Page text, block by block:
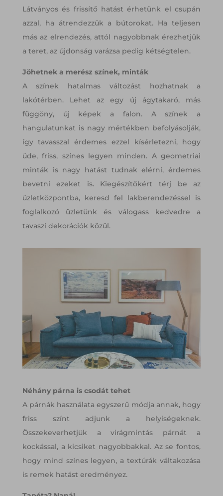
Látványos és frissítő hatást érhetünk el csupán
azzal, ha átrendezzük a bútorokat. Ha teljesen
más az elrendezés, attól nagyobbnak érezhetjük
a teret, az újdonság varázsa pedig kétségtelen.
Jöhetnek a merész színek, minták
A színek hatalmas változást hozhatnak a
lakótérben. Lehet az egy új ágytakaró, más
függöny, új képek a falon. A színek a
hangulatunkat is nagy mértékben befolyásolják,
így tavasszal érdemes ezzel kísérletezni, hogy
üde, friss, színes legyen minden. A geometriai
minták is nagy hatást tudnak elérni, érdemes
bevetni ezeket is. Kiegészítőkért térj be az
üzletközpontba, keresd fel lakberendezéssel is
foglalkozó üzletünk és válogass kedvedre a
tavaszi dekorációk közül.
Néhány párna is csodát tehet
A párnák használata egyszerű módja annak, hogy
friss színt adjunk a helyiségeknek.
Összekeverhetjük a virágmintás párnát a
kockással, a kicsiket nagyobbakkal. Az se fontos,
hogy mind színes legyen, a textúrák váltakozása
is remek hatást eredményez.